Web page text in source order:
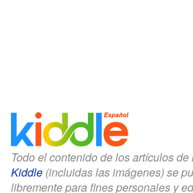
Todo el contenido de los artículos de
Kiddle (incluidas las imágenes) se
libremente para fines personales y